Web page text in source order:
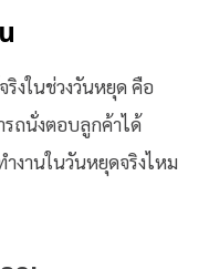
งในช่วงวันหยุด คือ
รถนั่งตอบลูกค้าได้
งานในวันหยุดจริงไหม